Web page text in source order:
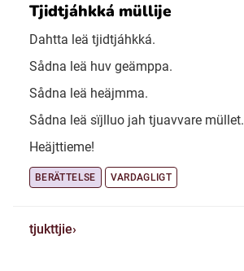
Tjidtjáhkká müllije
Dahtta leä tjidtjáhkká.
Sådna leä huv geämppa.
Sådna leä heäjmma.
Sådna leä sïjlluo jah tjuavvare müllet.
Heäjttieme!
BERÄTTELSE VARDAGLIGT
tjukttjie